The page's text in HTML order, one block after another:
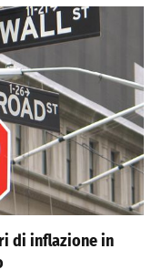
di inflazione in